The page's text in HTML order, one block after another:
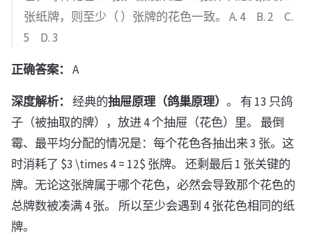
张纸牌，则至少（ ）张牌的花色一致。 A. 4 B. 2 C.
5 D. 3
正确答案： A
深度解析： 经典的抽屉原理（鸽巢原理） 。 有 13 只鸽
子（被抽取的牌），放进 4 个抽屉（花色）里。 最倒
霉、最平均分配的情况是：每个花色各抽出来 3 张。这
时消耗了 $3 \times 4 = 12$ 张牌。 还剩最后 1 张关键的
牌。无论这张牌属于哪个花色，必然会导致那个花色的
总牌数被凑满 4 张。 所以至少会遇到 4 张花色相同的纸
牌。